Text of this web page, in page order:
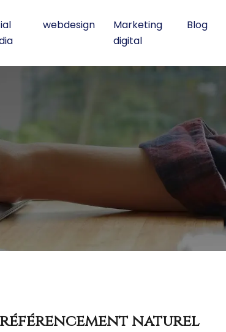
webdesign
Marketing
digital
Blog
naturel